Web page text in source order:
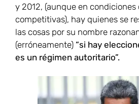
y 2012, (aunque en condiciones
competitivas), hay quienes se
las cosas por su nombre
(erróneamente) “si hay
es un régimen autoritario”.